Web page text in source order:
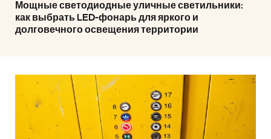
Мощные светодиодные уличные светильники:
как выбрать LED-фонарь для яркого и
долговечного освещения территории